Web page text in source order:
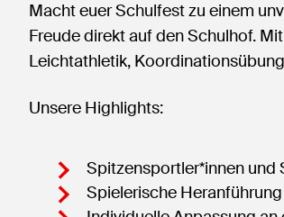
Macht euer Schulfest zu einem
Freude direkt auf den Schulhof.
Leichtathletik,
Unsere Highlights:
Spitzensportler*innen und
Spielerische